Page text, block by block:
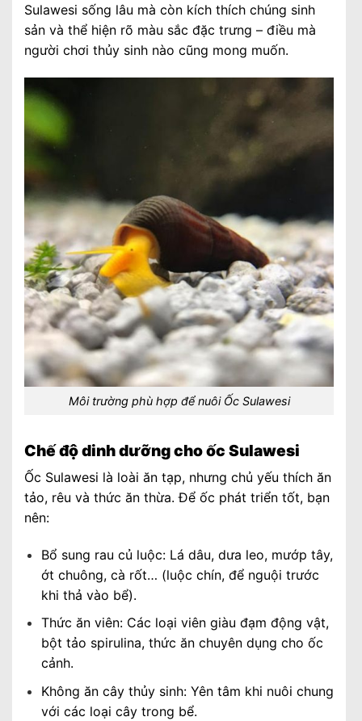
Sulawesi sống lâu mà còn kích thích chúng sinh
sản và thể hiện rõ màu sắc đặc trưng – điều mà
người chơi thủy sinh nào cũng mong muốn.
Môi trường phù hợp để nuôi Ốc Sulawesi
Chế độ dinh dưỡng cho ốc Sulawesi
Ốc Sulawesi là loài ăn tạp, nhưng chủ yếu thích ăn
tảo, rêu và thức ăn thừa. Để ốc phát triển tốt, bạn
nên:
Bổ sung rau củ luộc: Lá dâu, dưa leo, mướp tây,
ớt chuông, cà rốt… (luộc chín, để nguội trước
khi thả vào bể).
Thức ăn viên: Các loại viên giàu đạm động vật,
bột tảo spirulina, thức ăn chuyên dụng cho ốc
cảnh.
Không ăn cây thủy sinh: Yên tâm khi nuôi chung
với các loại cây trong bể.